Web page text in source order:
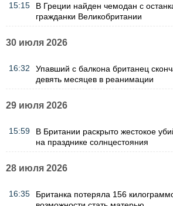
15:15
В Греции найден чемодан с
гражданки Великобритании
30 июля 2026
16:32
Упавший с балкона британец
девять месяцев в реанимации
29 июля 2026
15:59
В Британии раскрыто жестокое
на празднике солнцестояния
28 июля 2026
16:35
Британка потеряла 156